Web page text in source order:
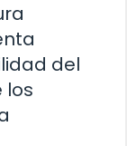
del
los